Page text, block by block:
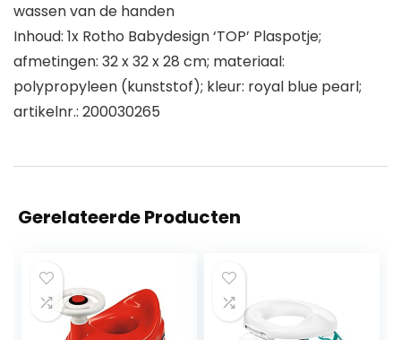
wassen van de handen
Inhoud: 1x Rotho Babydesign ‘TOP’ Plaspotje;
afmetingen: 32 x 32 x 28 cm; materiaal:
polypropyleen (kunststof); kleur: royal blue pearl;
artikelnr.: 200030265
Gerelateerde Producten